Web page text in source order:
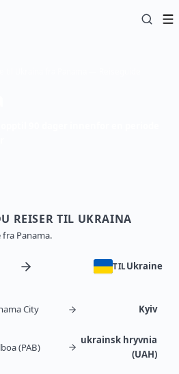
REISER TIL UKRAINA
fra Panama.
TIL Ukraine
City Kyiv
(PAB)
ukrainsk hryvnia
(UAH)